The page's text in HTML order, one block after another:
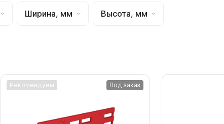
ЦКТ для ферментации
Ширина, мм Высота, мм
Рекомендуем Под заказ